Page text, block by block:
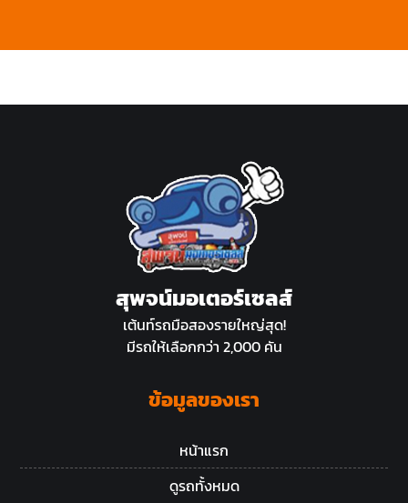
สุพจน์มอเตอร์เซลส์
เต้นท์รถมือสองรายใหญ่สุด!
มีรถให้เลือกกว่า 2,000 คัน
ข้อมูลของเรา
หน้าแรก
ดูรถทั้งหมด